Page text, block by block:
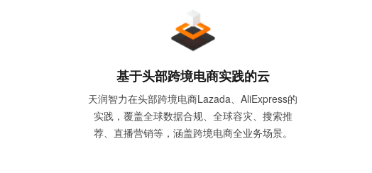
基于头部跨境电商实践的云
天润智力在头部跨境电商Lazada、AliExpress的
实践，覆盖全球数据合规、全球容灾、搜索推
荐、直播营销等，涵盖跨境电商全业务场景。